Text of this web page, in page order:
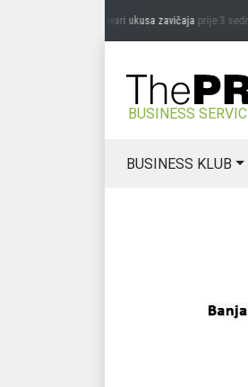
MIĆANOVIĆ: Čuvari ukusa zavičajaprije 3 sedmice
BUSINESS
BUSINESS KLUB